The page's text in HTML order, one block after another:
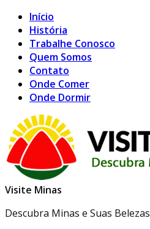
Início
História
Trabalhe Conosco
Quem Somos
Contato
Onde Comer
Onde Dormir
Visite Minas
Descubra Minas e Suas Belezas